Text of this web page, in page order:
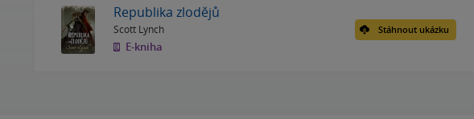
Republika zlodějů
Scott Lynch
E-kniha
Stáhnout ukázku